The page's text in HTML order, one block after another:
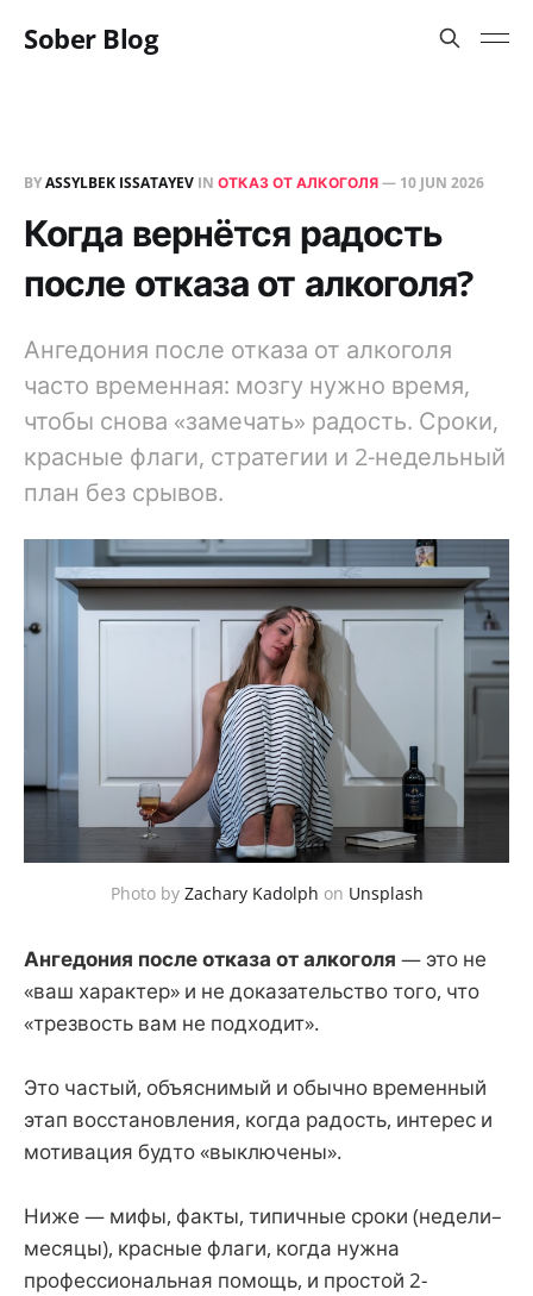
Sober Blog
BYASSYLBEK ISSATAYEV IN ОТКАЗ ОТ АЛКОГОЛЯ— 10 JUN 2026
Когда вернётся радость
после отказа от алкоголя?
Ангедония после отказа от алкоголя
часто временная: мозгу нужно время,
чтобы снова «замечать» радость. Сроки,
красные флаги, стратегии и 2-недельный
план без срывов.
Photo by Zachary Kadolph on Unsplash
Ангедония после отказа от алкоголя — это не
«ваш характер» и не доказательство того, что
«трезвость вам не подходит».
Это частый, объяснимый и обычно временный
этап восстановления, когда радость, интерес и
мотивация будто «выключены».
Ниже — мифы, факты, типичные сроки (недели–
месяцы), красные флаги, когда нужна
профессиональная помощь, и простой 2-